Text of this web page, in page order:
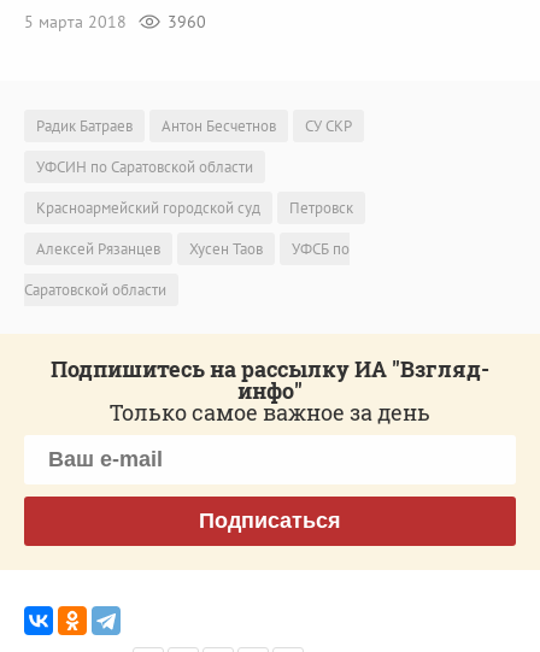
5 марта 2018
3960
Радик Батраев Антон Бесчетнов
СУ СКР
УФСИН по Саратовской области
Красноармейский городской суд
Петровск
Алексей Рязанцев
Хусен Таов
УФСБ по
Саратовской области
Подпишитесь на рассылку ИА "Взгляд-
инфо"
Только самое важное за день
Подписаться